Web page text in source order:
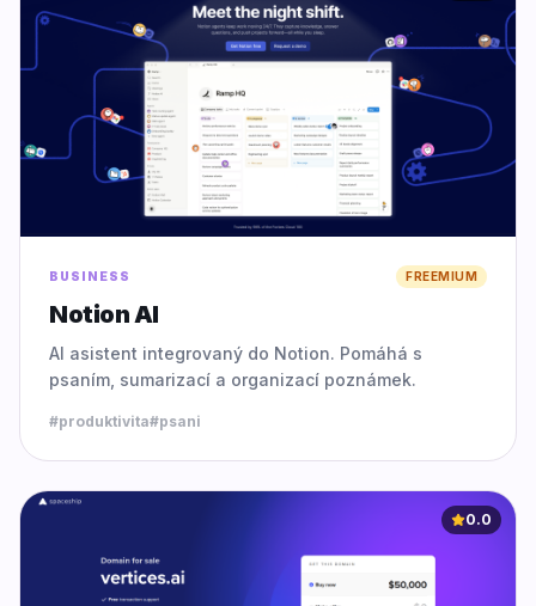
BUSINESS FREEMIUM
Notion AI
AI asistent integrovaný do Notion. Pomáhá s
psaním, sumarizací a organizací poznámek.
#produktivita#psani
0.0